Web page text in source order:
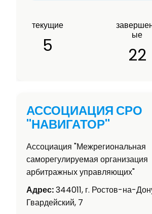
текущие
5
ые
22
АССОЦИАЦИЯ СРО
"НАВИГАТОР"
Ассоциация "Межрегиональная
саморегулируемая организация
арбитражных управляющих"
Адрес:344011, г. Ростов-на-
Гвардейский, 7